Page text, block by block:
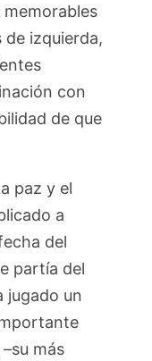
memorables
izquierda,
con
de que
paz y el
a
del
partía del
jugado un
más